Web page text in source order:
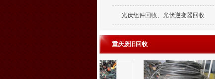
光伏组件回收、光伏逆变器回收
重庆废旧回收